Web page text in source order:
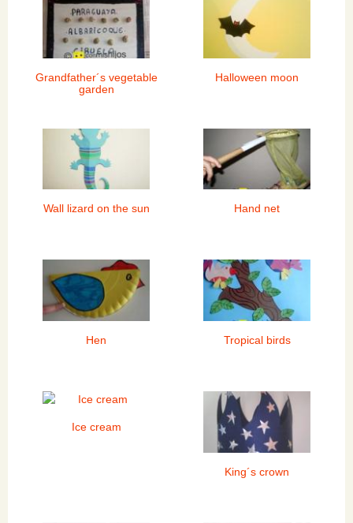
Grandfather´s vegetable
garden
Halloween moon
Wall lizard on the sun Hand net
Hen Tropical birds
Ice cream
King´s crown